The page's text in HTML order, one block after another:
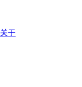
关于